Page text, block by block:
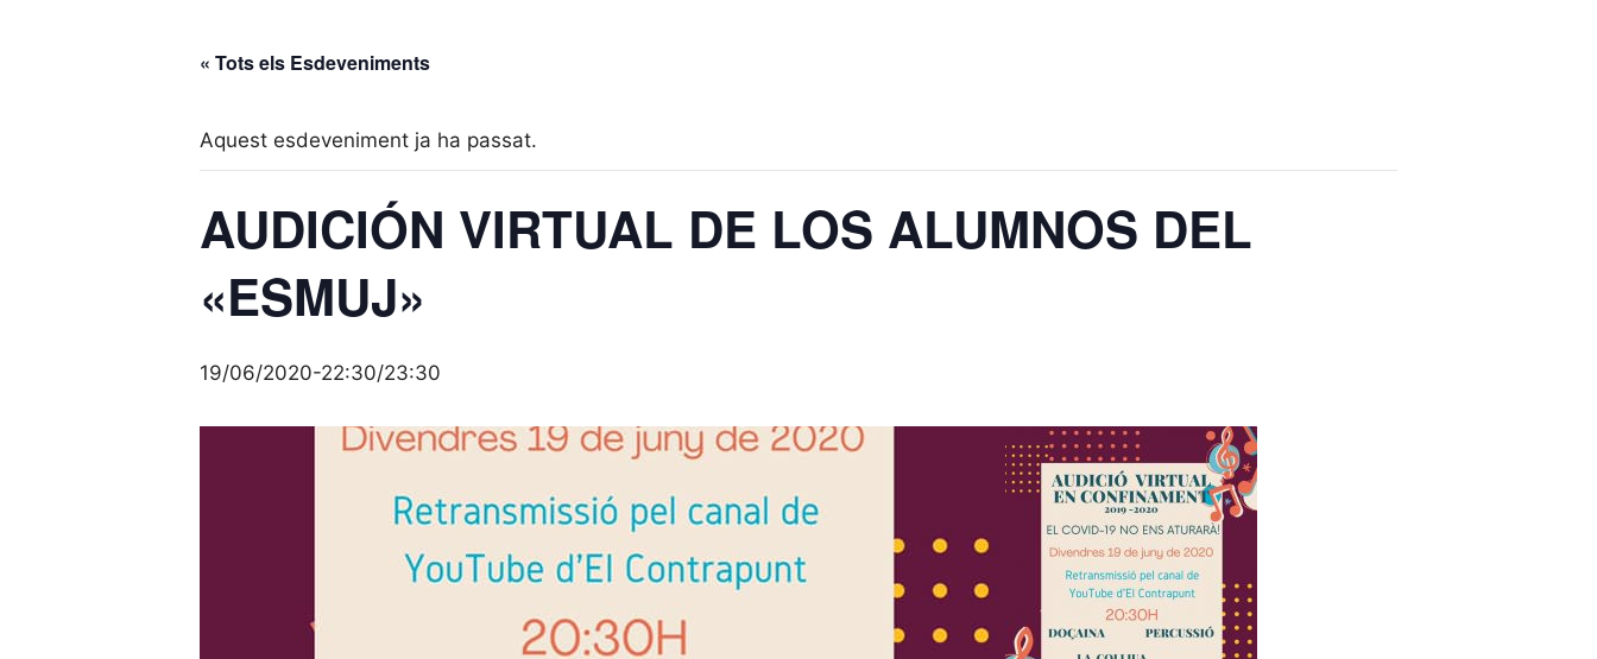
« Tots els Esdeveniments
Aquest esdeveniment ja ha passat.
AUDICIÓN VIRTUAL DE LOS ALUMNOS DEL
«ESMUJ»
19/06/2020-22:30/23:30